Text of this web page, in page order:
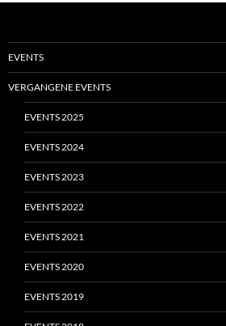
EVENTS
VERGANGENE EVENTS
EVENTS 2025
EVENTS 2024
EVENTS 2023
EVENTS 2022
EVENTS 2021
EVENTS 2020
EVENTS 2019